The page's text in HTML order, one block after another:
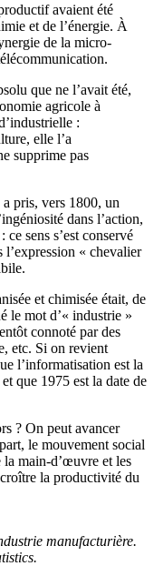
avaient été
et de l’énergie. À
de la micro-
que ne l’avait été,
agricole à
:
elle l’a
supprime pas
pris, vers 1800, un
dans l’action,
sens s’est conservé
« chevalier
et chimisée était, de
le mot d’« industrie »
connoté par des
etc. Si on revient
l’informatisation est la
que 1975 est la date de
? On peut avancer
le mouvement social
la main-d’œuvre et les
la productivité du
manufacturière.